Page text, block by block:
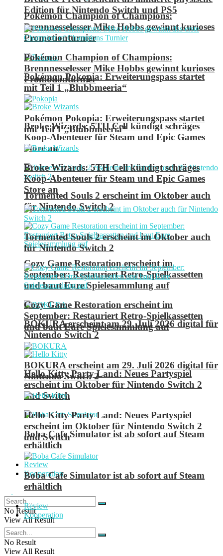
Pokémon Champion of Champions:
Brennnesselesser Mike Hobbs gewinnt kurioses
Promotionturnier
Pokémon Pokopia: Erweiterungspass startet
mit Teil 1 „Blubbmeeria“
Broke Wizards: 5TH Cell kündigt schräges
Koop-Abenteuer für Steam und Epic Games
Store an
Tormented Souls 2 erscheint im Oktober auch
für Nintendo Switch 2
Cozy Game Restoration erscheint im
September: Restauriert Retro-Spielkassetten
und baut Eure Spielesammlung auf
BOKURA erscheint am 29. Juli 2026 digital für
Nintendo Switch 2
Hello Kitty Party Land: Neues Partyspiel
erscheint im Oktober für Nintendo Switch 2
und Switch
Boba Cafe Simulator ist ab sofort auf Steam
erhältlich
Review
Kooperation
No Result
View All Result
Edition für Nintendo Switch und PS5
Pokémon Champion of Champions:
Brennnesselesser Mike Hobbs gewinnt kurioses
Promotionturnier
Pokémon Pokopia: Erweiterungspass startet
mit Teil 1 „Blubbmeeria“
Broke Wizards: 5TH Cell kündigt schräges
Koop-Abenteuer für Steam und Epic Games
Store an
Tormented Souls 2 erscheint im Oktober auch
für Nintendo Switch 2
Cozy Game Restoration erscheint im
September: Restauriert Retro-Spielkassetten
und baut Eure Spielesammlung auf
BOKURA erscheint am 29. Juli 2026 digital für
Nintendo Switch 2
Hello Kitty Party Land: Neues Partyspiel
erscheint im Oktober für Nintendo Switch 2
und Switch
Boba Cafe Simulator ist ab sofort auf Steam
erhältlich
Review
Kooperation
No Result
View All Result